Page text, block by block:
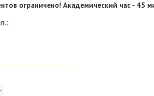
ограничено! Академический час - 45